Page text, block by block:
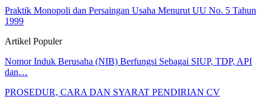
Praktik Monopoli dan Persaingan Usaha Menurut UU No. 5 Tahun
1999
Artikel Populer
Nomor Induk Berusaha (NIB) Berfungsi Sebagai SIUP, TDP, API
dan…
PROSEDUR, CARA DAN SYARAT PENDIRIAN CV